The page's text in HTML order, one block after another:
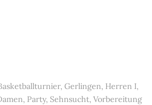
, Gerlingen, Herren I,
, Party, Sehnsucht, Vorbereitung